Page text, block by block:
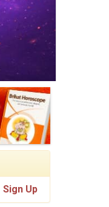
Sign Up